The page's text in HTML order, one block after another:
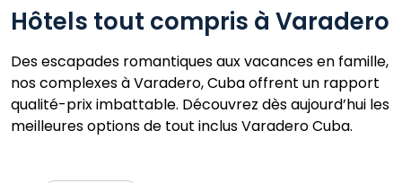
Hôtels tout compris à Varadero
Des escapades romantiques aux vacances en famille,
nos complexes à Varadero, Cuba offrent un rapport
qualité-prix imbattable. Découvrez dès aujourd’hui les
meilleures options de tout inclus Varadero Cuba.